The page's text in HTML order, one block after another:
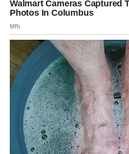
Narežite jabuku i ostavite je sa
komponente:
U posudi pomiješajte šećer i malu
jajetom. Umiješajte jogurt u smjesu i
dobijete glatku konzistenciju.
Pomiješajte suhe komponente.
U drugoj zdjeli pomiješajte brašno i
Postupno dodajte suhe sastojke u
su dobro izmiješani.